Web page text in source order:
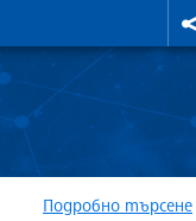
КУРСОВЕ
Подробно търсене